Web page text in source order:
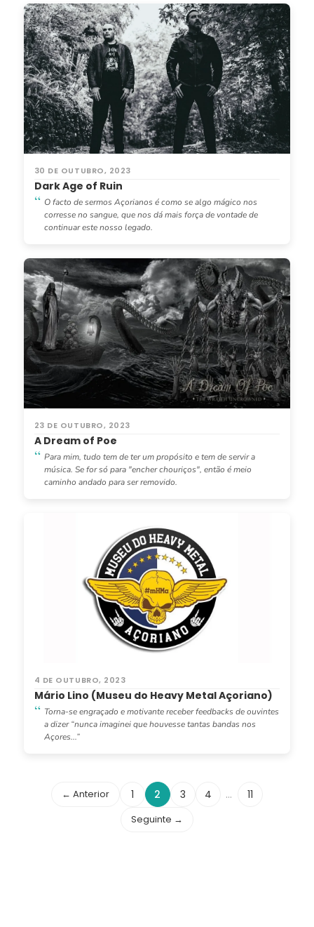
30 DE OUTUBRO, 2023
Dark Age of Ruin
O facto de sermos Açorianos é como se algo mágico nos
corresse no sangue, que nos dá mais força de vontade de
continuar este nosso legado.
23 DE OUTUBRO, 2023
A Dream of Poe
Para mim, tudo tem de ter um propósito e tem de servir a
música. Se for só para "encher chouriços", então é meio
caminho andado para ser removido.
4 DE OUTUBRO, 2023
Mário Lino (Museu do Heavy Metal Açoriano)
Torna-se engraçado e motivante receber feedbacks de ouvintes
a dizer “nunca imaginei que houvesse tantas bandas nos
Açores...”
← Anterior 1 2 3 4 … 11
Seguinte →